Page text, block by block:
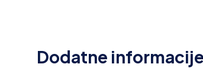
Dodatne informacije